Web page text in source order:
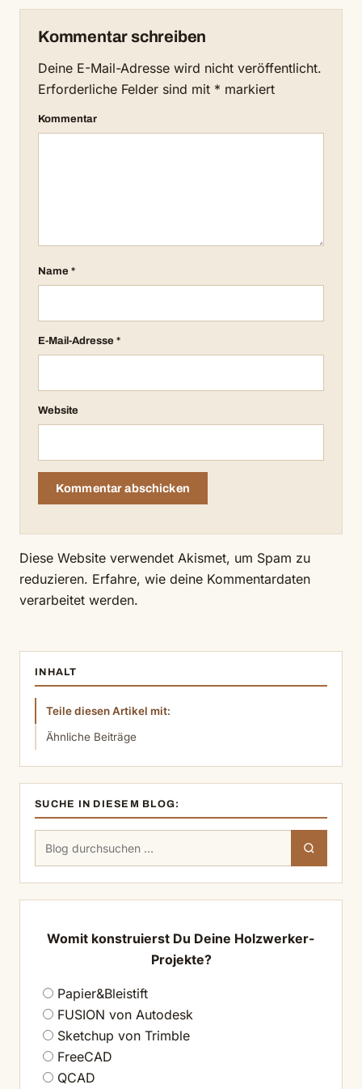
Kommentar schreiben
Deine E-Mail-Adresse wird nicht veröffentlicht.
Erforderliche Felder sind mit * markiert
Kommentar
Name *
E-Mail-Adresse *
Website
Diese Website verwendet Akismet, um Spam zu
reduzieren. Erfahre, wie deine Kommentardaten
verarbeitet werden.
INHALT
Teile diesen Artikel mit:
Ähnliche Beiträge
SUCHE IN DIESEM BLOG:
Suchen
Womit konstruierst Du Deine Holzwerker-
Projekte?
Papier&Bleistift
FUSION von Autodesk
Sketchup von Trimble
FreeCAD
QCAD